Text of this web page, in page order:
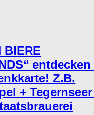
BIERE
Z.B.
+